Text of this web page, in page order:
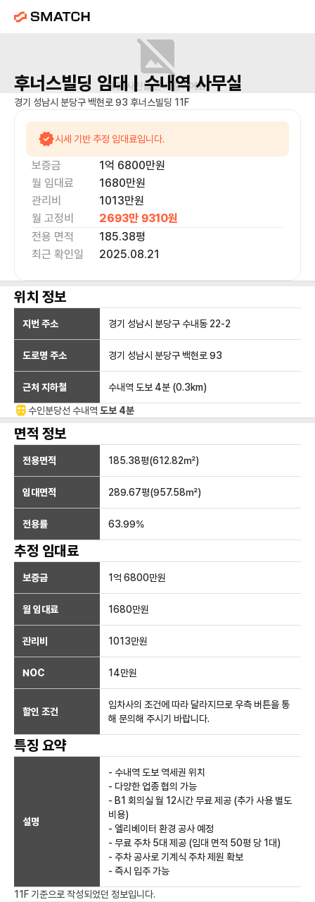
매물 사진을 준비 중이에요.
후너스빌딩 임대 | 수내역사무실
경기 성남시 분당구 백현로 93 후너스빌딩 11F
시세 기반 추정 임대료입니다.
보증금 1억 6800만원
월 임대료
1680만원
관리비
1013만원
월 고정비
2693만 9310원
전용 면적
185.38평
최근 확인일
2025.08.21
위치 정보
지번 주소 경기 성남시 분당구 수내동 22-2
도로명 주소 경기 성남시 분당구 백현로 93
근처 지하철 수내역 도보 4분 (0.3km)
수인분당선 수내역 도보 4분
면적 정보
전용면적 185.38평(612.82㎡)
임대면적 289.67평(957.58㎡)
전용률 63.99%
추정 임대료
보증금 1억 6800만원
월 임대료 1680만원
관리비 1013만원
NOC 14만원
할인 조건
임차사의 조건에 따라 달라지므로 우측 버튼을 통
해 문의해 주시기 바랍니다.
특징 요약
설명
- 수내역 도보 역세권 위치
- 다양한 업종 협의 가능
- B1 회의실 월 12시간 무료 제공 (추가 사용 별도
비용)
- 엘리베이터 환경 공사 예정
- 무료 주차 5대 제공 (임대 면적 50평 당 1대)
- 주차 공사로 기계식 주차 제원 확보
- 즉시 입주 가능
11F 기준으로 작성되었던 정보입니다.